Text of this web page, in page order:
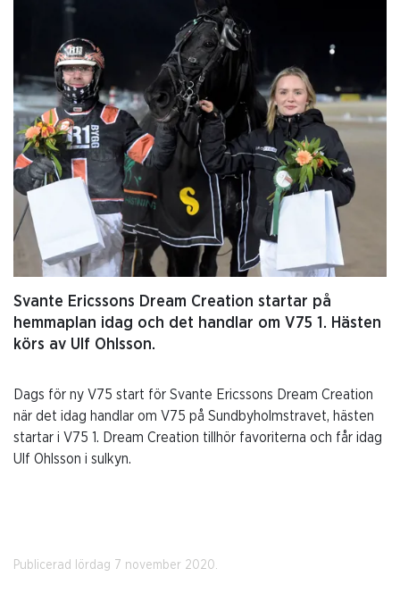
Svante Ericssons Dream Creation startar på
hemmaplan idag och det handlar om V75 1. Hästen
körs av Ulf Ohlsson.
Dags för ny V75 start för Svante Ericssons Dream Creation
när det idag handlar om V75 på Sundbyholmstravet, hästen
startar i V75 1. Dream Creation tillhör favoriterna och får idag
Ulf Ohlsson i sulkyn.
Publicerad lördag 7 november 2020.